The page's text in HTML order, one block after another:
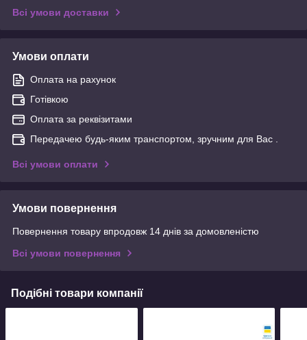
Всі умови доставки
Умови оплати
Оплата на рахунок
Готівкою
Оплата за реквізитами
Передачею будь-яким транспортом, зручним для Вас .
Всі умови оплати
Умови повернення
Повернення товару впродовж 14 днів за домовленістю
Всі умови повернення
Подібні товари компанії